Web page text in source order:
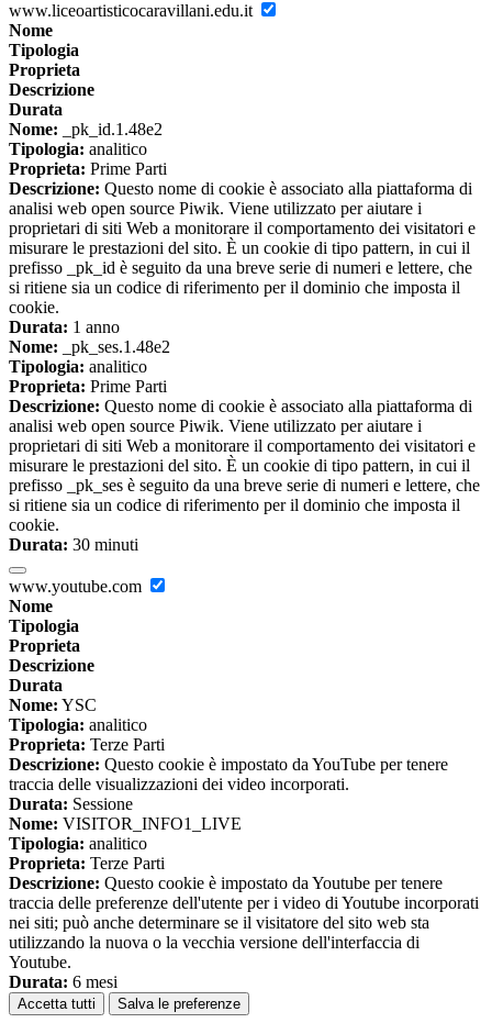
www.liceoartisticocaravillani.edu.it
Nome
Tipologia
Proprieta
Descrizione
Durata
Nome: _pk_id.1.48e2
Tipologia: analitico
Proprieta: Prime Parti
Descrizione: Questo nome di cookie è associato alla piattaforma di
analisi web open source Piwik. Viene utilizzato per aiutare i
proprietari di siti Web a monitorare il comportamento dei visitatori e
misurare le prestazioni del sito. È un cookie di tipo pattern, in cui il
prefisso _pk_id è seguito da una breve serie di numeri e lettere, che
si ritiene sia un codice di riferimento per il dominio che imposta il
cookie.
Durata: 1 anno
Nome: _pk_ses.1.48e2
Tipologia: analitico
Proprieta: Prime Parti
Descrizione: Questo nome di cookie è associato alla piattaforma di
analisi web open source Piwik. Viene utilizzato per aiutare i
proprietari di siti Web a monitorare il comportamento dei visitatori e
misurare le prestazioni del sito. È un cookie di tipo pattern, in cui il
prefisso _pk_ses è seguito da una breve serie di numeri e lettere, che
si ritiene sia un codice di riferimento per il dominio che imposta il
cookie.
Durata: 30 minuti
www.youtube.com
Nome
Tipologia
Proprieta
Descrizione
Durata
Nome: YSC
Tipologia: analitico
Proprieta: Terze Parti
Descrizione: Questo cookie è impostato da YouTube per tenere
traccia delle visualizzazioni dei video incorporati.
Durata: Sessione
Nome: VISITOR_INFO1_LIVE
Tipologia: analitico
Proprieta: Terze Parti
Descrizione: Questo cookie è impostato da Youtube per tenere
traccia delle preferenze dell'utente per i video di Youtube incorporati
nei siti; può anche determinare se il visitatore del sito web sta
utilizzando la nuova o la vecchia versione dell'interfaccia di
Youtube.
Durata: 6 mesi
Accetta tutti Salva le preferenze